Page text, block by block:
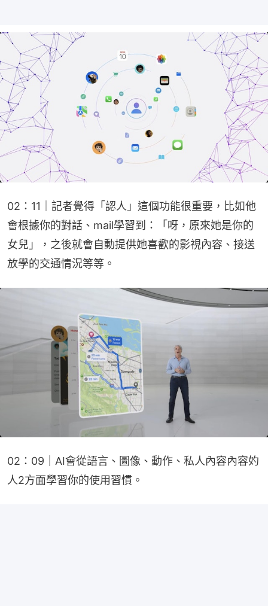
02：11｜記者覺得「認人」這個功能很重要，比如他
會根據你的對話、mail學習到：「呀，原來她是你的
女兒」，之後就會自動提供她喜歡的影視內容、接送
放學的交通情況等等。
02：09｜AI會從語言、圖像、動作、私人內容內容妁
人2方面學習你的使用習慣。